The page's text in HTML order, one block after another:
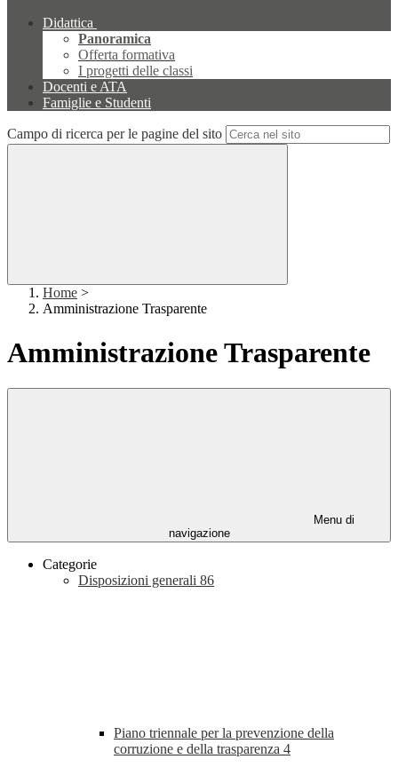
Didattica
Panoramica
Offerta formativa
I progetti delle classi
Docenti e ATA
Famiglie e Studenti
Campo di ricerca per le pagine del sito
Home >
Amministrazione Trasparente
Amministrazione Trasparente
Menu di
navigazione
Categorie
Disposizioni generali 86
Piano triennale per la prevenzione della
corruzione e della trasparenza 4